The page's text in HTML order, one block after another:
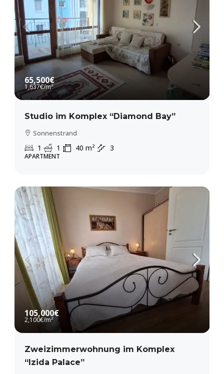
65,500€
1,637€/m²
Studio im Komplex “Diamond Bay”
Sonnenstrand
1 1 40 m² 3
APARTMENT
105,000€
2,100€/m²
Zweizimmerwohnung im Komplex
“Izida Palace”